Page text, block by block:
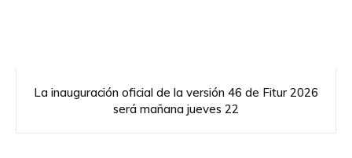
La inauguración oficial de la versión 46 de Fitur 2026
será mañana jueves 22